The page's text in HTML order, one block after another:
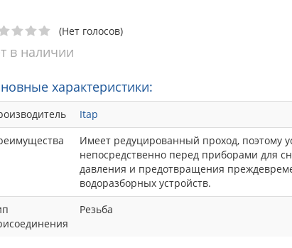
(Нет голосов)
в наличии
характеристики:
Itap
Имеет редуцированный проход, поэтому
непосредственно перед приборами для
давления и предотвращения
водоразборных устройств.
Резьба